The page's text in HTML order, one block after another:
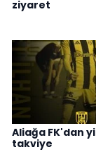
ziyaret
Aliağa FK'dan
takviye